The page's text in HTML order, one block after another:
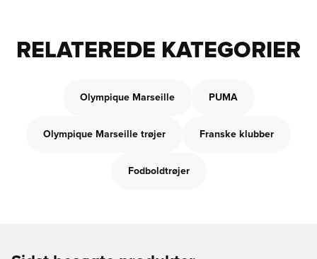
RELATEREDE KATEGORIER
Olympique Marseille PUMA
Olympique Marseille trøjer Franske klubber
Fodboldtrøjer